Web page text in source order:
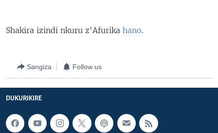
Shakira izindi nkuru z'Afurika hano.
Sangiza Follow us
DUKURIKIRE